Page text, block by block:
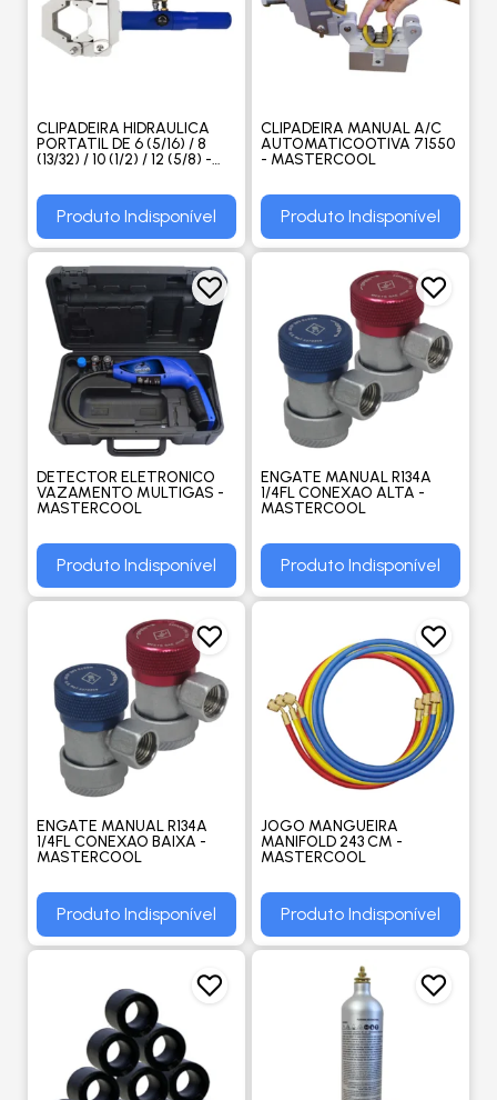
CLIPADEIRA HIDRAULICA
PORTATIL DE 6 (5/16) / 8
(13/32) / 10 (1/2) / 12 (5/8) -
Produto Indisponível
CLIPADEIRA MANUAL A/C
AUTOMATICOOTIVA 71550
- MASTERCOOL
Produto Indisponível
DETECTOR ELETRONICO
VAZAMENTO MULTIGAS -
MASTERCOOL
Produto Indisponível
ENGATE MANUAL R134A
1/4FL CONEXAO ALTA -
MASTERCOOL
Produto Indisponível
ENGATE MANUAL R134A
1/4FL CONEXAO BAIXA -
MASTERCOOL
Produto Indisponível
JOGO MANGUEIRA
MANIFOLD 243 CM -
MASTERCOOL
Produto Indisponível